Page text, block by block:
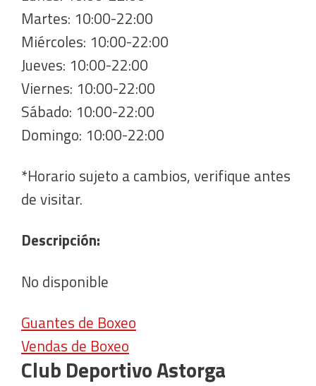
Martes: 10:00-22:00
Miércoles: 10:00-22:00
Jueves: 10:00-22:00
Viernes: 10:00-22:00
Sábado: 10:00-22:00
Domingo: 10:00-22:00
*Horario sujeto a cambios, verifique antes
de visitar.
Descripción:
No disponible
Guantes de Boxeo
Vendas de Boxeo
Club Deportivo Astorga